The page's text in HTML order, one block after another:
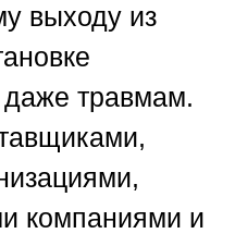
выходу из
даже травмам.
компаниями и